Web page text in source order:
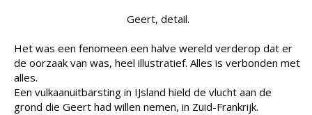
Geert, detail.
Het was een fenomeen een halve wereld verderop dat er
de oorzaak van was, heel illustratief. Alles is verbonden met
alles.
Een vulkaanuitbarsting in IJsland hield de vlucht aan de
grond die Geert had willen nemen, in Zuid-Frankrijk.